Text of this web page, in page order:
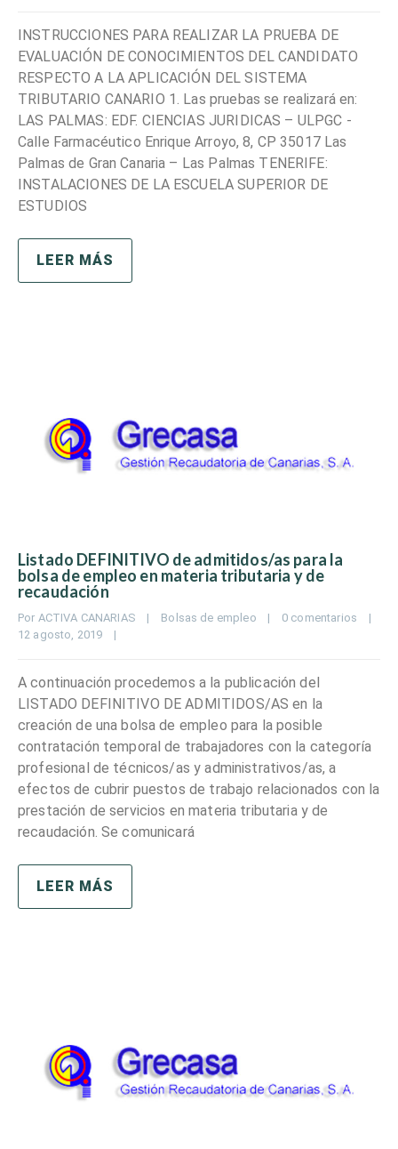
INSTRUCCIONES PARA REALIZAR LA PRUEBA DE
EVALUACIÓN DE CONOCIMIENTOS DEL CANDIDATO
RESPECTO A LA APLICACIÓN DEL SISTEMA
TRIBUTARIO CANARIO 1. Las pruebas se realizará en:
LAS PALMAS: EDF. CIENCIAS JURIDICAS – ULPGC -
Calle Farmacéutico Enrique Arroyo, 8, CP 35017 Las
Palmas de Gran Canaria – Las Palmas TENERIFE:
INSTALACIONES DE LA ESCUELA SUPERIOR DE
ESTUDIOS
LEER MÁS
Listado DEFINITIVO de admitidos/as para la
bolsa de empleo en materia tributaria y de
recaudación
Por ACTIVA CANARIAS | Bolsas de empleo | 0 comentarios
|
12 agosto, 2019 |
A continuación procedemos a la publicación del
LISTADO DEFINITIVO DE ADMITIDOS/AS en la
creación de una bolsa de empleo para la posible
contratación temporal de trabajadores con la categoría
profesional de técnicos/as y administrativos/as, a
efectos de cubrir puestos de trabajo relacionados con la
prestación de servicios en materia tributaria y de
recaudación. Se comunicará
LEER MÁS